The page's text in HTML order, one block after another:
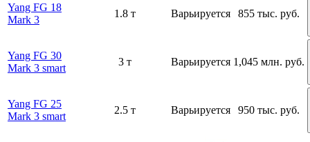
Yang FG 18
Mark 3
1.8 т Варьируется 855 тыс. руб.
Yang FG 30
Mark 3 smart
3 т Варьируется 1,045 млн. руб.
Yang FG 25
Mark 3 smart
2.5 т Варьируется 950 тыс. руб.